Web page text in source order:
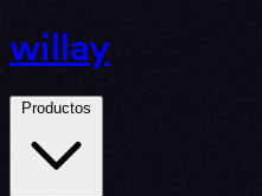
willay
Productos